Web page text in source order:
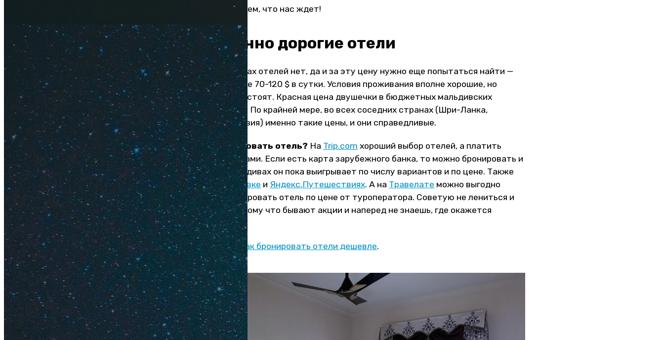
Ну а теперь давайте узнаем, что нас ждет!
1. Неоправданно дорогие отели
Дешевле 50 $ на Мальдивах отелей нет, да и за эту цену нужно еще попытаться найти —
чаще всего цены на уровне 70-120 $ в сутки. Условия проживания вполне хорошие, но
столько они все равно не стоят. Красная цена двушечки в бюджетных мальдивских
гостевых домах — 15-30 $. По крайней мере, во всех соседних странах (Шри-Ланка,
Вьетнам, Таиланд, Малайзия) именно такие цены, и они справедливые.
Как недорого забронировать отель? На Trip.com хороший выбор отелей, а платить
можно российскими картами. Если есть карта зарубежного банка, то можно бронировать и
на
Booking.com— на Мальдивах он пока выигрывает по числу вариантов и по цене. Также
проверьте цены на Островке и Яндекс.Путешествиях. А на Травелате можно выгодно
купить путевку и забронировать отель по цене от туроператора. Советую не лениться и
сравнить цены везде, потому что бывают акции и наперед не знаешь, где окажется
выгодней.
Почитайте мои советы,как бронировать отели дешевле.